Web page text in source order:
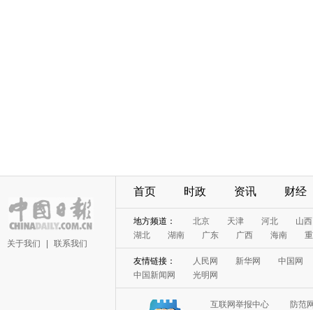
关于我们 联系我们
首页 时政 资讯 财经
地方频道： 北京 天津 河北
山西
湖北
湖南 广东 广西 海南
友情链接： 人民网 新华网
中国网
中国新闻网
光明网
互联网举报中心
防范